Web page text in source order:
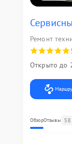
Ремонт
Открыто до
ОбзорОтзывы 58